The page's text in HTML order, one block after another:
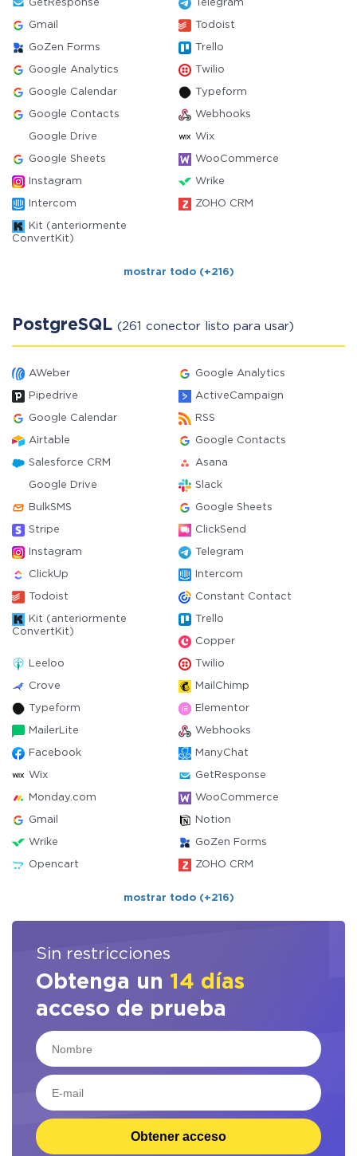
GetResponse Telegram
Gmail Todoist
GoZen Forms Trello
Google Analytics Twilio
Google Calendar Typeform
Google Contacts Webhooks
Google Drive Wix
Google Sheets WooCommerce
Instagram Wrike
Intercom ZOHO CRM
Kit (anteriormente
ConvertKit)
mostrar todo (+216)
PostgreSQL (261 conector listo para usar)
AWeber Google Analytics
Pipedrive ActiveCampaign
Google Calendar RSS
Airtable Google Contacts
Salesforce CRM Asana
Google Drive Slack
BulkSMS Google Sheets
Stripe ClickSend
Instagram Telegram
ClickUp Intercom
Todoist Constant Contact
Kit (anteriormente
ConvertKit)
Trello
Copper
Leeloo Twilio
Crove MailChimp
Typeform Elementor
MailerLite Webhooks
Facebook ManyChat
Wix GetResponse
Monday.com WooCommerce
Gmail Notion
Wrike GoZen Forms
Opencart ZOHO CRM
mostrar todo (+216)
Sin restricciones
Obtenga un 14 días
acceso de prueba
Obtener acceso